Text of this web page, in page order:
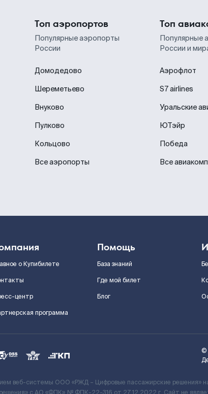
Топ аэропортов
Популярные аэропорты
России
Домодедово
Шереметьево
Внуково
Пулково
Кольцово
Все аэропорты
Топ
Популярные
России и
Аэрофлот
S7 airlines
Уральские
ЮТэйр
Победа
Все
о Купибилете
центр
программа
Помощь
База знаний
Где мой билет
Блог
©
веб-системы ООО «РЖД – Цифровые пассажирские решения»